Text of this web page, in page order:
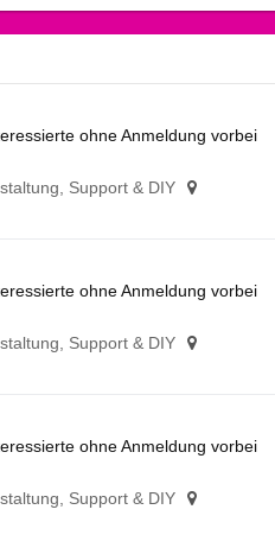
ohne Anmeldung vorbei
Support & DIY
ohne Anmeldung vorbei
Support & DIY
ohne Anmeldung vorbei
Support & DIY